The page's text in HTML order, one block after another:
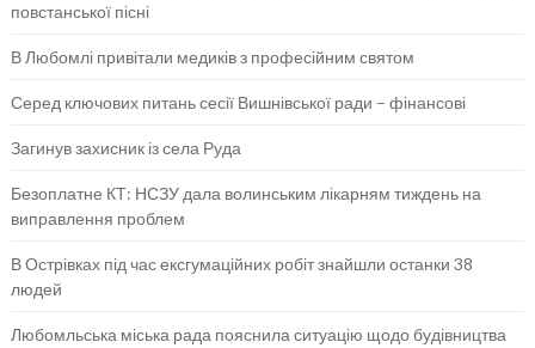
повстанської пісні
В Любомлі привітали медиків з професійним святом
Серед ключових питань сесії Вишнівської ради – фінансові
Загинув захисник із села Руда
Безоплатне КТ: НСЗУ дала волинським лікарням тиждень на
виправлення проблем
В Острівках під час ексгумаційних робіт знайшли останки 38
людей
Любомльська міська рада пояснила ситуацію щодо будівництва